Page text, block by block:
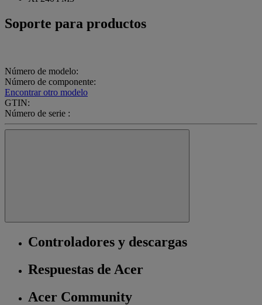
Soporte para productos
Número de modelo:
Número de componente:
Encontrar otro modelo
GTIN:
Número de serie :
Controladores y descargas
Respuestas de Acer
Acer Community